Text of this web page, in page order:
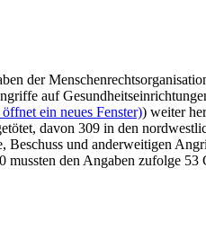
der
auf
ein neues Fenster)) weiter
davon 309 in den
und anderweitigen
den Angaben zufolge